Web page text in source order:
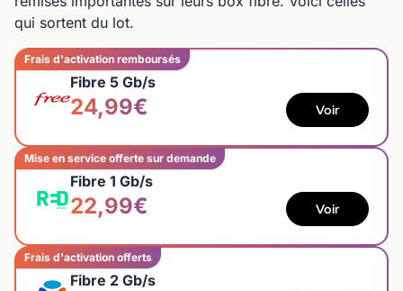
qui sortent du lot.
Frais d'activation remboursés
Fibre 5 Gb/s
24,99€ Voir
Mise en service offerte sur demande
Fibre 1 Gb/s
22,99€ Voir
Frais d'activation offerts
Fibre 2 Gb/s